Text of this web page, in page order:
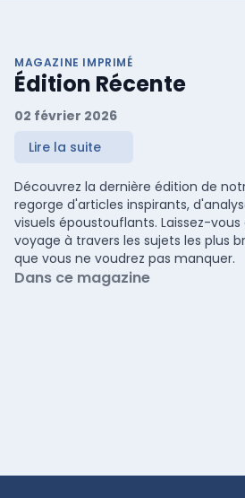
MAGAZINE IMPRIMÉ
Édition Récente
02 février 2026
Lire la suite
Découvrez la dernière édition de
regorge d'articles inspirants,
visuels époustouflants. Laissez-
voyage à travers les sujets les plus
que vous ne voudrez pas manquer.
Dans ce magazine